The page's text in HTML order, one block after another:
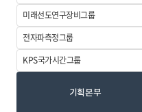
미래선도연구장비그룹
전자파측정그룹
KPS국가시간그룹
기획본부